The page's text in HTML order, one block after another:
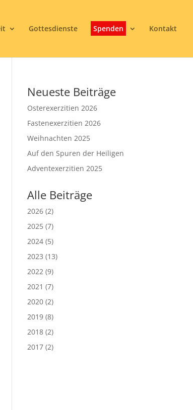
Gottesdienste Spenden Kontakt
Neueste Beiträge
Osterexerzitien 2026
Fastenexerzitien 2026
Weihnachten 2025
Auf den Spuren der Heiligen
Adventexerzitien 2025
Alle Beiträge
2026 (2)
2025 (7)
2024 (5)
2023 (13)
2022 (9)
2021 (7)
2020 (2)
2019 (8)
2018 (2)
2017 (2)